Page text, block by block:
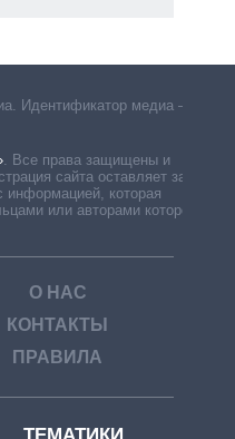
Идентификатор медиа –
Все права защищены и
сайта оставляет за
информацией, которая
или авторами которой
О НАС
КОНТАКТЫ
ПРАВИЛА
ТЕМАТИКИ